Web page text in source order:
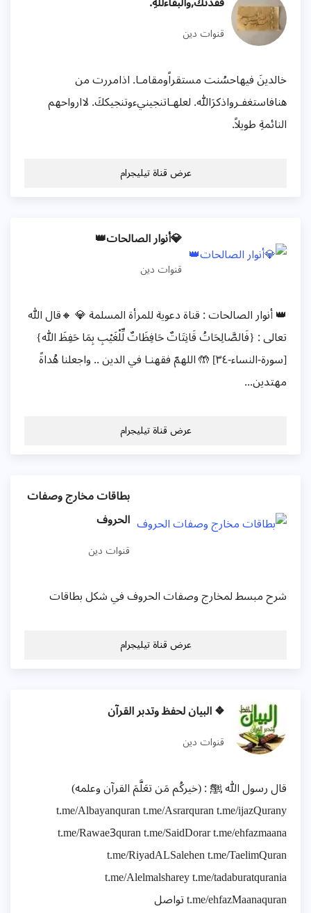
قنوات دين
خالدينَ فيهاحسُنت مستقراًومقامـا. اذامررت من
هنافاستغفـرواذكرَالله. لعلهـاتنجينيءوتنجيككَ. لاارواحهم
النائمةِ طويلاً.
عرض قناة تيليجرام
💎أنوار الصالحات👑
قنوات دين
👑 أنوار الصالحات : قناة دعوية للمرأة المسلمة 💎 🔸قال الله
تعالى : {فَالصَّالِحَاتُ قَانِتَاتٌ حَافِظَاتٌ لِّلْغَيْبِ بِمَا حَفِظَ الله}
[سورة-النساء-٣٤] 🤲 اللهمّ فقهنـا في الدين .. واجعلنا هُداةً
مهتدين...
عرض قناة تيليجرام
بطاقات مخارج وصفات
الحروف
قنوات دين
شرح مبسط لمخارج وصفات الحروف في شكل بطاقات
عرض قناة تيليجرام
❖ البيان لحفظ وتدبر القرآن
قنوات دين
قال رسول الله ﷺ : (خيركُم مَن تعَلَّمَ القرآن وعلمه)
t.me/Albayanquran t.me/Asrarquran t.me/ijazQurany
t.me/Rawae3quran t.me/SaidDorar t.me/ehfazmaana
t.me/RiyadALSalehen t.me/TaelimQuran
t.me/Alelmalsharey t.me/tadaburatqurania
t.me/ehfazMaanaquran تواصل